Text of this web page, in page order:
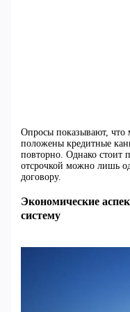
Опросы показывают, что
положены кредитные
повторно. Однако стоит
отсрочкой можно лишь
договору.
Экономические
систему